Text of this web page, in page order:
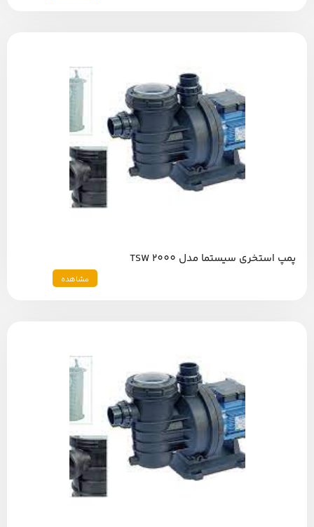
پمپ استخری سیستما مدل TSW 2000
مشاهده